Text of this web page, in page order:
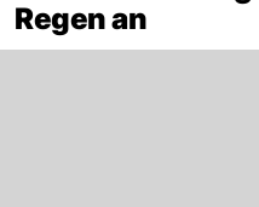
Regen an